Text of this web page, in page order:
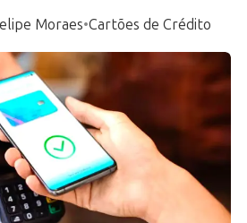
Moraes•Cartões de Crédito